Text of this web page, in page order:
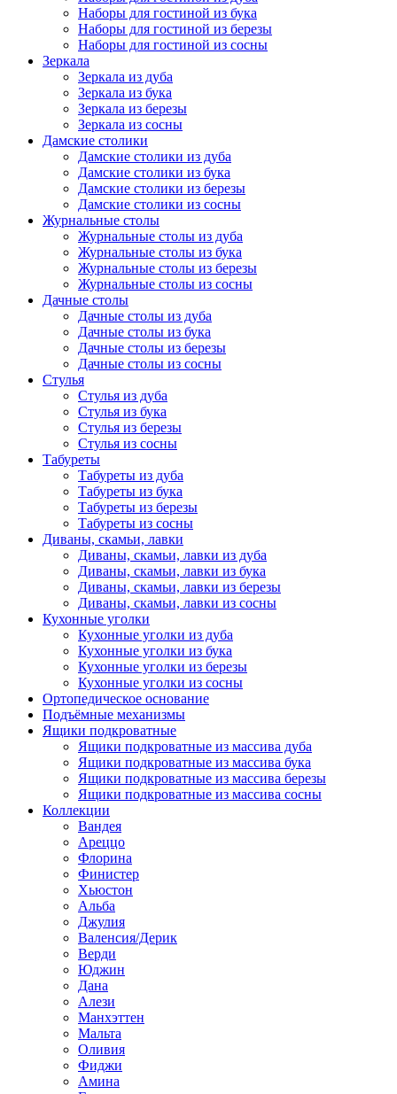
Наборы для гостиной из бука
Наборы для гостиной из березы
Наборы для гостиной из сосны
Зеркала
Зеркала из дуба
Зеркала из бука
Зеркала из березы
Зеркала из сосны
Дамские столики
Дамские столики из дуба
Дамские столики из бука
Дамские столики из березы
Дамские столики из сосны
Журнальные столы
Журнальные столы из дуба
Журнальные столы из бука
Журнальные столы из березы
Журнальные столы из сосны
Дачные столы
Дачные столы из дуба
Дачные столы из бука
Дачные столы из березы
Дачные столы из сосны
Стулья
Стулья из дуба
Стулья из бука
Стулья из березы
Стулья из сосны
Табуреты
Табуреты из дуба
Табуреты из бука
Табуреты из березы
Табуреты из сосны
Диваны, скамьи, лавки
Диваны, скамьи, лавки из дуба
Диваны, скамьи, лавки из бука
Диваны, скамьи, лавки из березы
Диваны, скамьи, лавки из сосны
Кухонные уголки
Кухонные уголки из дуба
Кухонные уголки из бука
Кухонные уголки из березы
Кухонные уголки из сосны
Ортопедическое основание
Подъёмные механизмы
Ящики подкроватные
Ящики подкроватные из массива дуба
Ящики подкроватные из массива бука
Ящики подкроватные из массива березы
Ящики подкроватные из массива сосны
Коллекции
Вандея
Ареццо
Флорина
Финистер
Хьюстон
Альба
Джулия
Валенсия/Дерик
Верди
Юджин
Дана
Алези
Манхэттен
Мальта
Оливия
Фиджи
Амина